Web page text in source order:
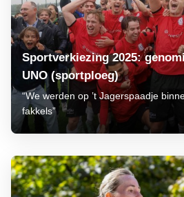
Sportverkiezing 2025:
UNO (sportploeg)
“We werden op ’t Jagerspaadje
fakkels”